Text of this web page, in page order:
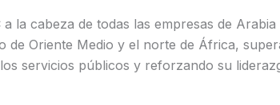
a la cabeza de todas las empresas de
de Oriente Medio y el norte de África,
servicios públicos y reforzando su